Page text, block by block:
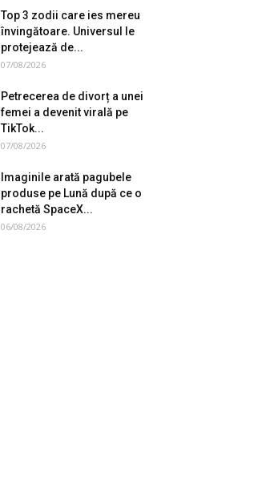
Top 3 zodii care ies mereu
învingătoare. Universul le
protejează de...
07/08/2026
Petrecerea de divorț a unei
femei a devenit virală pe
TikTok...
07/08/2026
Imaginile arată pagubele
produse pe Lună după ce o
rachetă SpaceX...
06/08/2026